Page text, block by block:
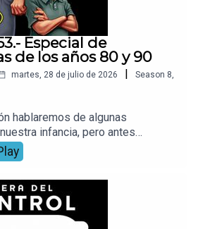
Especial de
de los años 80 y 90
martes, 28 de julio de 2026 Season 8,
hablaremos de algunas
infancia, pero antes
de HALO, así como la
de Final Fantasy X para Nintendo
programa de mucha nostalgia y
esperemos que nos
dejes en los comentarios de
te acuerdas